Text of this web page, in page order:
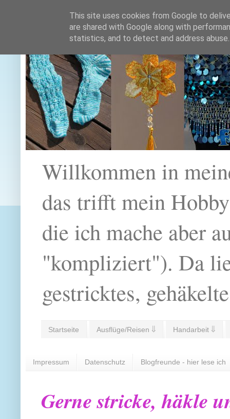
Willkommen in
das trifft mein
die ich mache aber
"kompliziert"). Da
gestricktes,
Startseite Ausflüge/Reisen ⇓ Handarbeit ⇓
Impressum Datenschutz Blogfreunde - hier lese ich
Gerne stricke, häkle
This site uses cookies from Google to
are shared with Google along with
statistics, and to detect and address abuse.